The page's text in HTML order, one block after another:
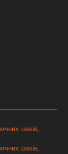
шахів,
шахів,